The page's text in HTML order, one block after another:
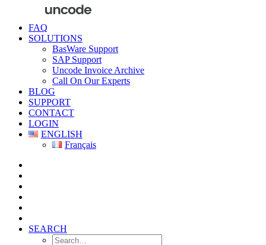
FAQ
SOLUTIONS
BasWare Support
SAP Support
Uncode Invoice Archive
Call On Our Experts
BLOG
SUPPORT
CONTACT
LOGIN
ENGLISH
Français
SEARCH